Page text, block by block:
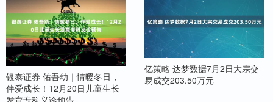
银泰证券 佑吾幼｜情暖冬日，
伴爱成长！12月20日儿童生长
发育专科义诊预告
亿策略 达梦数据7月2日大宗交
易成交203.50万元